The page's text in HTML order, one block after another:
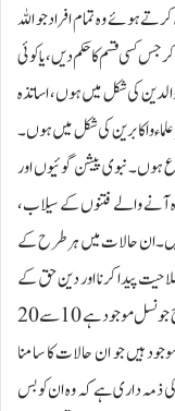
ہوئے وہ تمام افراد جو اللہ
کسی قسم کا حکم دیں، یا کوئی
والدین کی شکل میں ہوں، اساتذہ
و اکابرین کی شکل میں ہوں۔
ہوں۔نبوی پیشن گوئیوں اور
آنے والے فتنوں کے سیلاب،
ہیں۔ان حالات میں ہر طرح کے
پیدا کرنا اور دین حق کے
لئے فتح یا شہادت کے جذبے کو پروان چڑھانا ضروری ہے۔ آج جو نسل موجود ہے 10 سے 20
ہیں جو ان حالات کا سامنا
ذمہ داری ہے کہ وہ ان کو بس